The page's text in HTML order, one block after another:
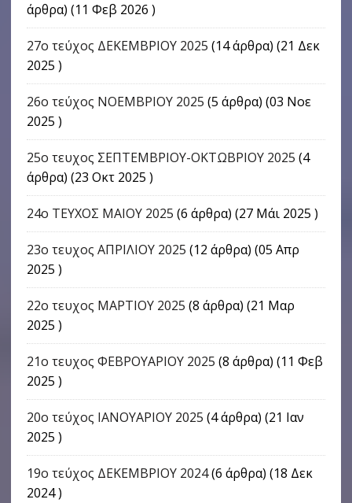
άρθρα) (11 Φεβ 2026 )
27ο τεύχος ΔΕΚΕΜΒΡΙΟΥ 2025 (14 άρθρα) (21 Δεκ
2025 )
26ο τεύχος ΝΟΕΜΒΡΙΟΥ 2025 (5 άρθρα) (03 Νοε
2025 )
25ο τευχος ΣΕΠΤΕΜΒΡΙΟΥ-ΟΚΤΩΒΡΙΟΥ 2025 (4
άρθρα) (23 Οκτ 2025 )
24o ΤΕΥΧΟΣ ΜΑΙΟΥ 2025 (6 άρθρα) (27 Μάι 2025 )
23ο τευχος ΑΠΡΙΛΙΟΥ 2025 (12 άρθρα) (05 Απρ
2025 )
22o τευχος ΜΑΡΤΙΟΥ 2025 (8 άρθρα) (21 Μαρ
2025 )
21ο τευχος ΦΕΒΡΟΥΑΡΙΟΥ 2025 (8 άρθρα) (11 Φεβ
2025 )
20ο τεύχος ΙΑΝΟΥΑΡΙΟΥ 2025 (4 άρθρα) (21 Ιαν
2025 )
19ο τεύχος ΔΕΚΕΜΒΡΙΟΥ 2024(6 άρθρα) (18 Δεκ
2024 )